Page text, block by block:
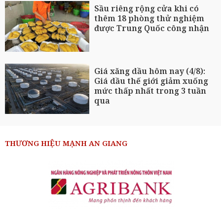
Sầu riêng rộng cửa khi có
thêm 18 phòng thử nghiệm
được Trung Quốc công nhận
Giá xăng dầu hôm nay (4/8):
Giá dầu thế giới giảm xuống
mức thấp nhất trong 3 tuần
qua
THƯƠNG HIỆU MẠNH AN GIANG